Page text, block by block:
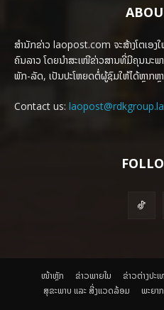
ສຳນັກຂ່າວ laopost.com ຈະສ້າງໂຕເອ
ຄົນລາວ ໂດຍນຳສະເໜີຂ່າວສານທີ່ມີຄຸນນະພ
ພັກ-ລັດ, ເປັນປະໂຫຍດຕໍ່ຜູ້ຊົມໃຫ້ໄດ້ຫຼາກ
Contact us: laopost@rdkgroup.la
ໜ້າຫຼັກ ຂ່າວພາຍ​ໃນ ຂ່າວຕ່າງປະເ
ສຸຂະພາບ ແລະ ສີ່ງແວດລ້ອມ
ພະຍາ